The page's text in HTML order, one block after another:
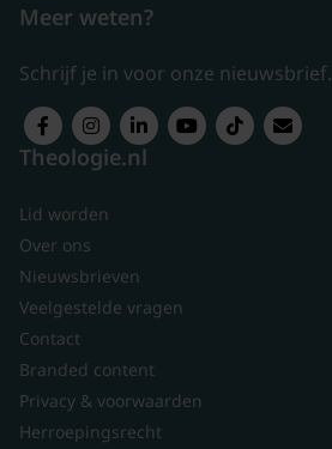
Meer weten?
Schrijf je in voor onze nieuwsbrief.
Theologie.nl
Lid worden
Over ons
Nieuwsbrieven
Veelgestelde vragen
Contact
Branded content
Privacy & voorwaarden
Herroepingsrecht